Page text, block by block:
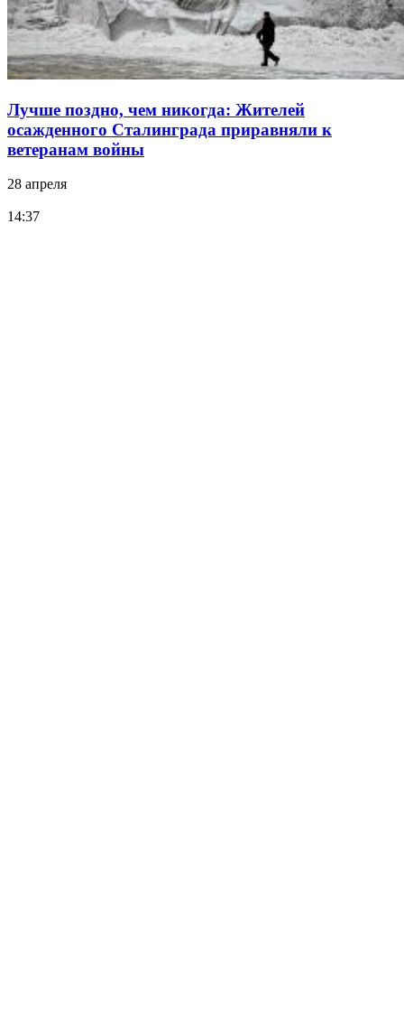
Лучше поздно, чем никогда: Жителей
осажденного Сталинграда приравняли к
ветеранам войны
28 апреля
14:37